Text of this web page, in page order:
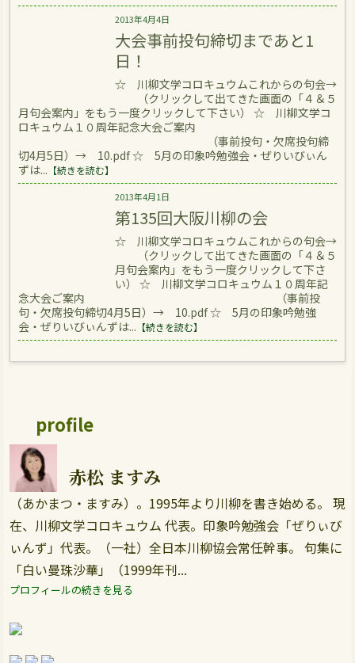
2013年4月4日
大会事前投句締切まであと1
日！
☆ 川柳文学コロキュウムこれからの句会→
（クリックして出てきた画面の「４＆５
月句会案内」をもう一度クリックして下さい） ☆ 川柳文学コ
ロキュウム１０周年記念大会ご案内
（事前投句・欠席投句締
切4月5日）→ 10.pdf ☆ 5月の印象吟勉強会・ぜりいびぃん
ずは... 【続きを読む】
2013年4月1日
第135回大阪川柳の会
☆ 川柳文学コロキュウムこれからの句会→
（クリックして出てきた画面の「４＆５
月句会案内」をもう一度クリックして下さ
い） ☆ 川柳文学コロキュウム１０周年記
念大会ご案内 （事前投
句・欠席投句締切4月5日）→ 10.pdf ☆ 5月の印象吟勉強
会・ぜりいびぃんずは... 【続きを読む】
profile
赤松 ますみ
（あかまつ・ますみ）。1995年より川柳を書き始める。 現
在、川柳文学コロキュウム 代表。印象吟勉強会「ぜりぃび
ぃんず」代表。（一社）全日本川柳協会常任幹事。 句集に
「白い曼珠沙華」（1999年刊...
プロフィールの続きを見る